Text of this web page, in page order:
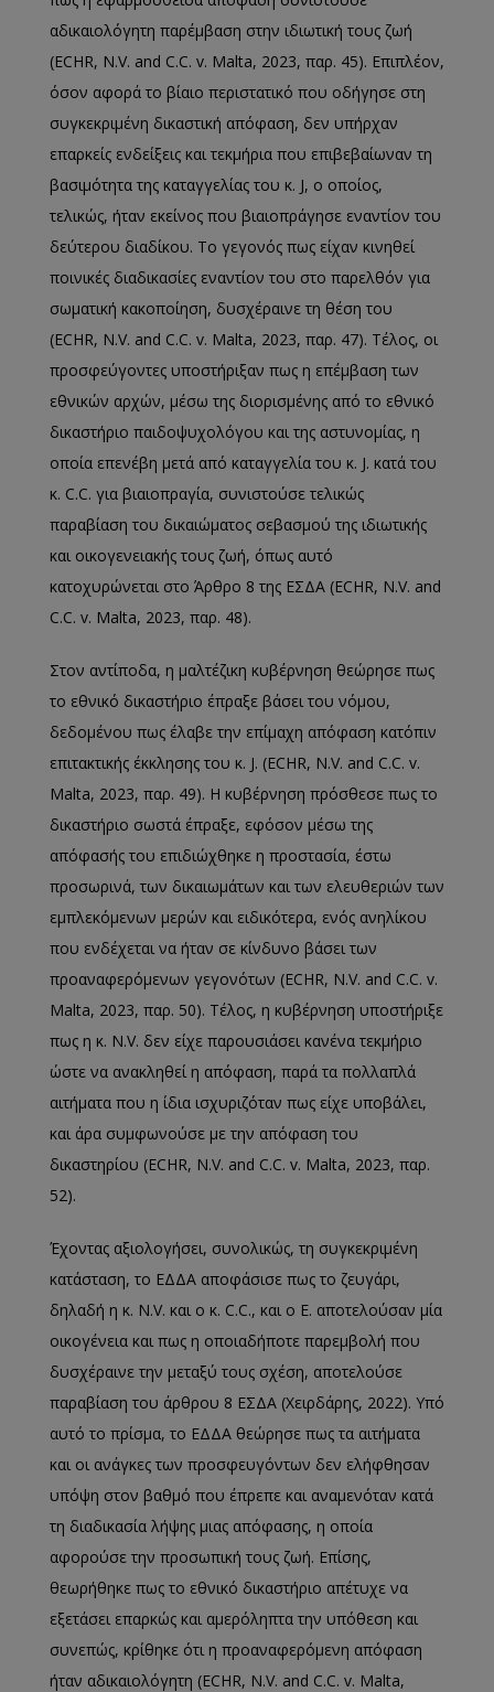
αδικαιολόγητη παρέμβαση στην ιδιωτική τους ζωή
(ECHR, N.V. and C.C. v. Malta, 2023, παρ. 45). Επιπλέον,
όσον αφορά το βίαιο περιστατικό που οδήγησε στη
συγκεκριμένη δικαστική απόφαση, δεν υπήρχαν
επαρκείς ενδείξεις και τεκμήρια που επιβεβαίωναν τη
βασιμότητα της καταγγελίας του κ. J, ο οποίος,
τελικώς, ήταν εκείνος που βιαιοπράγησε εναντίον του
δεύτερου διαδίκου. Το γεγονός πως είχαν κινηθεί
ποινικές διαδικασίες εναντίον του στο παρελθόν για
σωματική κακοποίηση, δυσχέραινε τη θέση του
(ECHR, N.V. and C.C. v. Malta, 2023, παρ. 47). Τέλος, οι
προσφεύγοντες υποστήριξαν πως η επέμβαση των
εθνικών αρχών, μέσω της διορισμένης από το εθνικό
δικαστήριο παιδοψυχολόγου και της αστυνομίας, η
οποία επενέβη μετά από καταγγελία του κ. J. κατά του
κ. C.C. για βιαιοπραγία, συνιστούσε τελικώς
παραβίαση του δικαιώματος σεβασμού της ιδιωτικής
και οικογενειακής τους ζωή, όπως αυτό
κατοχυρώνεται στο Άρθρο 8 της ΕΣΔΑ (ECHR, N.V. and
C.C. v. Malta, 2023, παρ. 48).
Στον αντίποδα, η μαλτέζικη κυβέρνηση θεώρησε πως
το εθνικό δικαστήριο έπραξε βάσει του νόμου,
δεδομένου πως έλαβε την επίμαχη απόφαση κατόπιν
επιτακτικής έκκλησης του κ. J. (ECHR, N.V. and C.C. v.
Malta, 2023, παρ. 49). Η κυβέρνηση πρόσθεσε πως το
δικαστήριο σωστά έπραξε, εφόσον μέσω της
απόφασής του επιδιώχθηκε η προστασία, έστω
προσωρινά, των δικαιωμάτων και των ελευθεριών των
εμπλεκόμενων μερών και ειδικότερα, ενός ανηλίκου
που ενδέχεται να ήταν σε κίνδυνο βάσει των
προαναφερόμενων γεγονότων (ECHR, N.V. and C.C. v.
Malta, 2023, παρ. 50). Τέλος, η κυβέρνηση υποστήριξε
πως η κ. N.V. δεν είχε παρουσιάσει κανένα τεκμήριο
ώστε να ανακληθεί η απόφαση, παρά τα πολλαπλά
αιτήματα που η ίδια ισχυριζόταν πως είχε υποβάλει,
και άρα συμφωνούσε με την απόφαση του
δικαστηρίου (ECHR, N.V. and C.C. v. Malta, 2023, παρ.
52).
Έχοντας αξιολογήσει, συνολικώς, τη συγκεκριμένη
κατάσταση, το ΕΔΔΑ αποφάσισε πως το ζευγάρι,
δηλαδή η κ. N.V. και ο κ. C.C., και ο E. αποτελούσαν μία
οικογένεια και πως η οποιαδήποτε παρεμβολή που
δυσχέραινε την μεταξύ τους σχέση, αποτελούσε
παραβίαση του άρθρου 8 ΕΣΔΑ (Χειρδάρης, 2022). Υπό
αυτό το πρίσμα, το ΕΔΔΑ θεώρησε πως τα αιτήματα
και οι ανάγκες των προσφευγόντων δεν ελήφθησαν
υπόψη στον βαθμό που έπρεπε και αναμενόταν κατά
τη διαδικασία λήψης μιας απόφασης, η οποία
αφορούσε την προσωπική τους ζωή. Επίσης,
θεωρήθηκε πως το εθνικό δικαστήριο απέτυχε να
εξετάσει επαρκώς και αμερόληπτα την υπόθεση και
συνεπώς, κρίθηκε ότι η προαναφερόμενη απόφαση
ήταν αδικαιολόγητη (ECHR, N.V. and C.C. v. Malta,